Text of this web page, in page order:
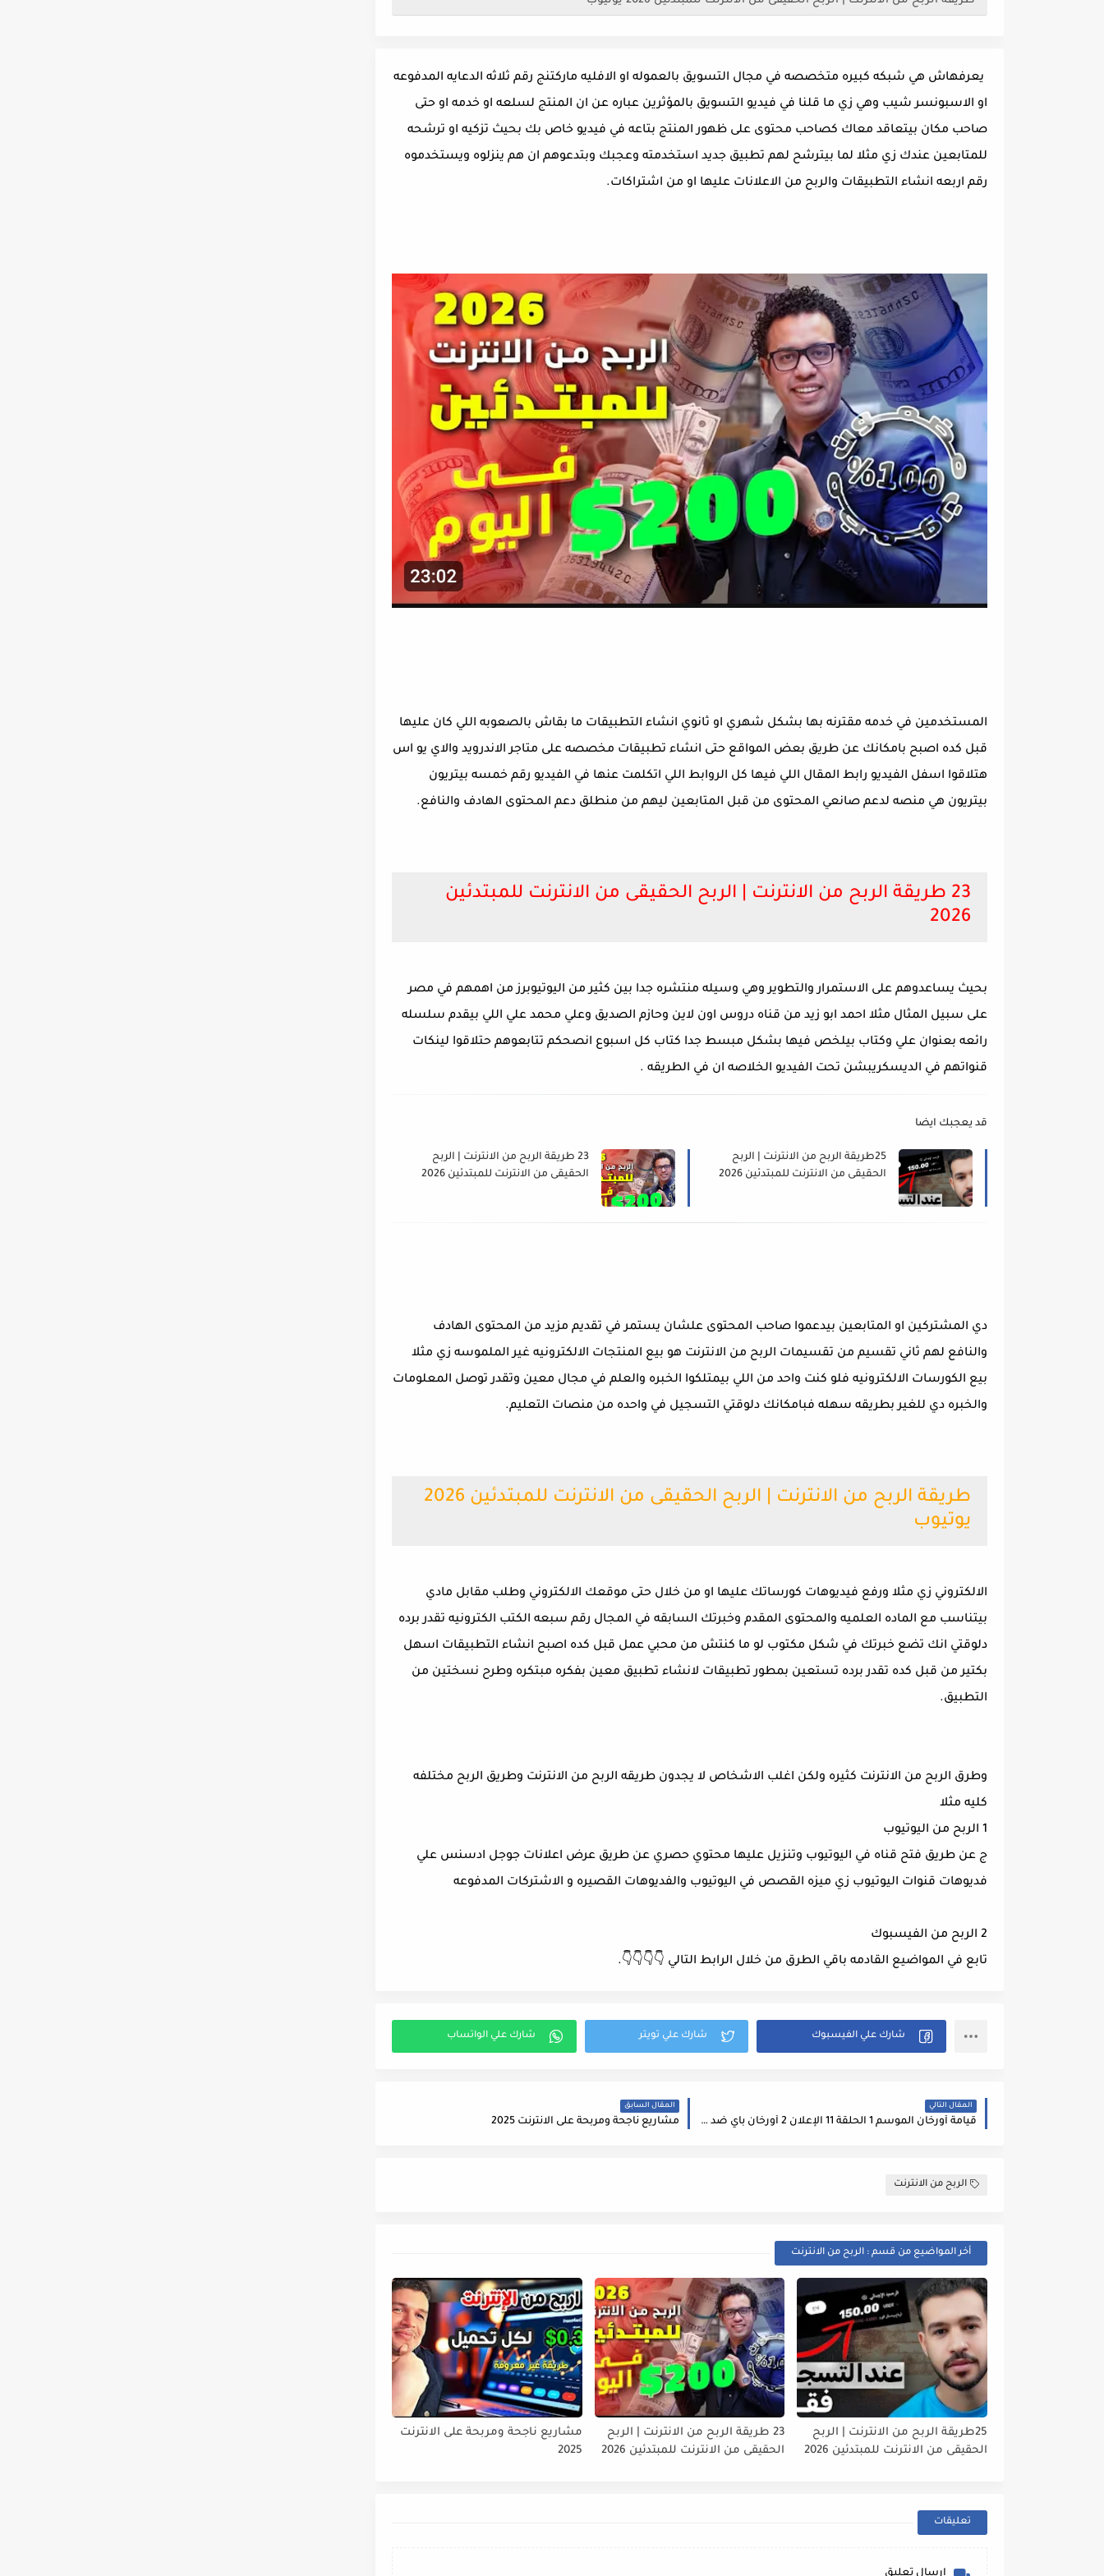
يعرفهاش هي شبكه كبيره متخصصه في مجال التسويق بالعموله او الافليه ماركتنج رقم ثلاثه الدعايه المدفوعه
او الاسبونسر شيب وهي زي ما قلنا في فيديو التسويق بالمؤثرين عباره عن ان المنتج لسلعه او خدمه او حتى
صاحب مكان بيتعاقد معاك كصاحب محتوى على ظهور المنتج بتاعه في فيديو خاص بك بحيث تزكيه او ترشحه
للمتابعين عندك زي مثلا لما بيترشح لهم تطبيق جديد استخدمته وعجبك وبتدعوهم ان هم ينزلوه ويستخدموه
رقم اربعه انشاء التطبيقات والربح من الاعلانات عليها او من اشتراكات.
المستخدمين في خدمه مقترنه بها بشكل شهري او ثانوي انشاء التطبيقات ما بقاش بالصعوبه اللي كان عليها
قبل كده اصبح بامكانك عن طريق بعض المواقع حتى انشاء تطبيقات مخصصه على متاجر الاندرويد والاي يو اس
هتلاقوا اسفل الفيديو رابط المقال اللي فيها كل الروابط اللي اتكلمت عنها في الفيديو رقم خمسه بيتريون
بيتريون هي منصه لدعم صانعي المحتوى من قبل المتابعين ليهم من منطلق دعم المحتوى الهادف والنافع.
23 طريقة الربح من الانترنت | الربح الحقيقى من الانترنت للمبتدئين
2026
بحيث يساعدوهم على الاستمرار والتطوير وهي وسيله منتشره جدا بين كثير من اليوتيوبرز من اهمهم في مصر
على سبيل المثال مثلا احمد ابو زيد من قناه دروس اون لاين وحازم الصديق وعلي محمد علي اللي بيقدم سلسله
رائعه بعنوان علي وكتاب بيلخص فيها بشكل مبسط جدا كتاب كل اسبوع انصحكم تتابعوهم حتلاقوا لينكات
قنواتهم في الديسكريبشن تحت الفيديو الخلاصه ان في الطريقه .
قد يعجبك ايضا
25طريقة الربح من الانترنت | الربح
الحقيقى من الانترنت للمبتدئين 2026
23 طريقة الربح من الانترنت | الربح
الحقيقى من الانترنت للمبتدئين 2026
دي المشتركين او المتابعين بيدعموا صاحب المحتوى علشان يستمر في تقديم مزيد من المحتوى الهادف
والنافع لهم ثاني تقسيم من تقسيمات الربح من الانترنت هو بيع المنتجات الالكترونيه غير الملموسه زي مثلا
بيع الكورسات الالكترونيه فلو كنت واحد من اللي بيمتلكوا الخبره والعلم في مجال معين وتقدر توصل المعلومات
والخبره دي للغير بطريقه سهله فبامكانك دلوقتي التسجيل في واحده من منصات التعليم.
طريقة الربح من الانترنت | الربح الحقيقى من الانترنت للمبتدئين 2026
يوتيوب
الالكتروني زي مثلا ورفع فيديوهات كورساتك عليها او من خلال حتى موقعك الالكتروني وطلب مقابل مادي
بيتناسب مع الماده العلميه والمحتوى المقدم وخبرتك السابقه في المجال رقم سبعه الكتب الكترونيه تقدر برده
دلوقتي انك تضع خبرتك في شكل مكتوب لو ما كنتش من محبي عمل قبل كده اصبح انشاء التطبيقات اسهل
بكتير من قبل كده تقدر برده تستعين بمطور تطبيقات لانشاء تطبيق معين بفكره مبتكره وطرح نسختين من
التطبيق.
وطرق الربح من الانترنت كثيره ولكن اغلب الاشخاص لا يجدون طريقه الربح من الانترنت وطريق الربح مختلفه
كليه مثلا
1 الربح من اليوتيوب
ج عن طريق فتح قناه في اليوتيوب وتنزيل عليها محتوي حصري عن طريق عرض اعلانات جوجل ادسنس علي
فديوهات قنوات اليوتيوب زي ميزه القصص في اليوتيوب والفديوهات القصيره و الاشتركات المدفوعه
2 الربح من الفيسبوك
تابع في المواضيع القادمه باقي الطرق من خلال الرابط التالي 👇👇👇👇.
المقال التالي
قيامة أورخان الموسم 1 الحلقة 11 الإعلان 2 أورخان باي ضد ديمير خان المؤسس اروهان قصة عشق برو
المقال السابق
مشاريع ناجحة ومربحة على الانترنت 2025
الربح من الانترنت
أخر المواضيع من قسم : الربح من الانترنت
25طريقة الربح من الانترنت | الربح
الحقيقى من الانترنت للمبتدئين 2026
23 طريقة الربح من الانترنت | الربح
الحقيقى من الانترنت للمبتدئين 2026
مشاريع ناجحة ومربحة على الانترنت
2025
تعليقات